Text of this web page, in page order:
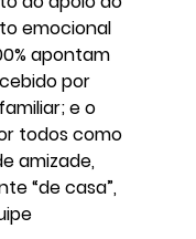
emocional
apontam
por
e o
todos como
amizade,
“de casa”,